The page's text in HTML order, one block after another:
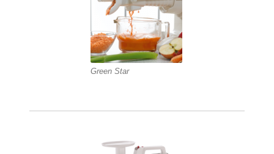
Green Star